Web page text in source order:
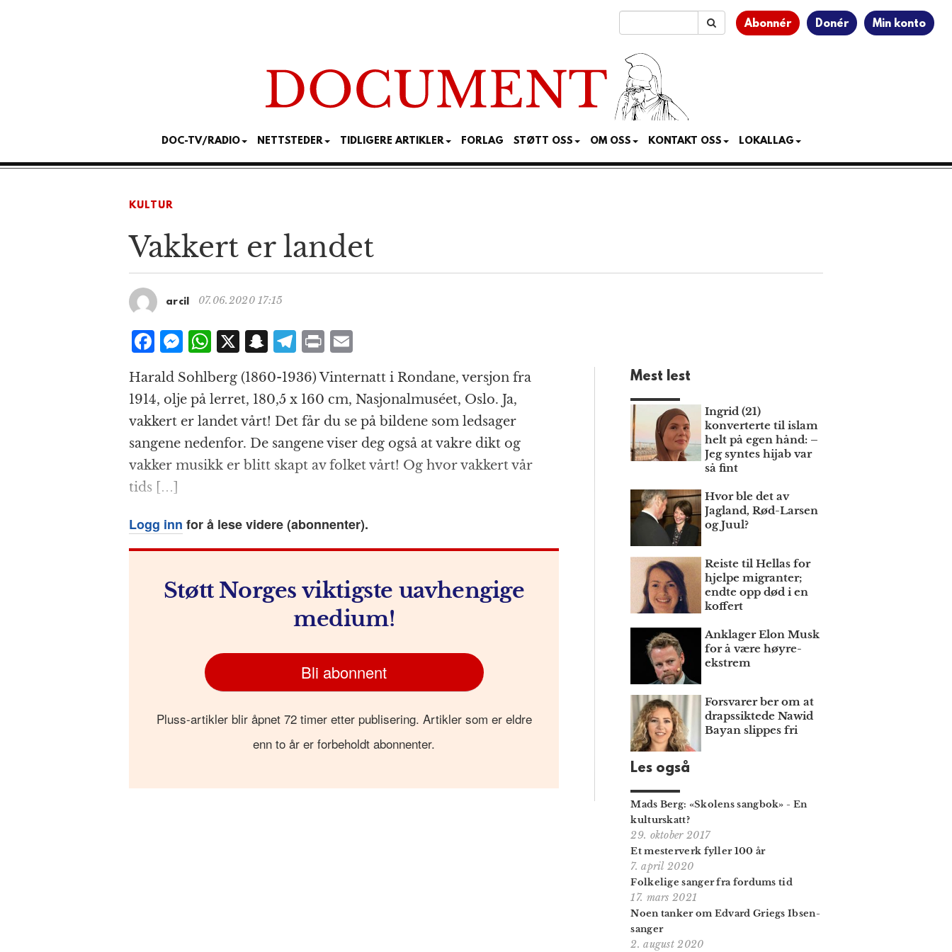
Abonnér Donér Min konto
DOC-TV/RADIO NETTSTEDER TIDLIGERE ARTIKLER FORLAG STØTT OSS OM OSS KONTAKT OSS LOKALLAG
KULTUR
Vakkert er landet
arcil 07.06.2020 17:15
F
a
c
e
b
o
o
k
M
e
ss
e
n
g
e
W
at
s
A
p
p
X S
n
a
p
c
h
at
T
el
e
g
r
a
m
P
ri
n
t
ai
l
Harald Sohlberg (1860-1936) Vinternatt i Rondane, versjon fra
1914, olje på lerret, 180,5 x 160 cm, Nasjonalmuséet, Oslo. Ja,
vakkert er landet vårt! Det får du se på bildene som ledsager
sangene nedenfor. De sangene viser deg også at vakre dikt og
vakker musikk er blitt skapt av folket vårt! Og hvor vakkert vår
tids […]
Logg inn for å lese videre (abonnenter).
Støtt Norges viktigste uavhengige
medium!
Bli abonnent
Pluss-artikler blir åpnet 72 timer etter publisering. Artikler som er eldre
enn to år er forbeholdt abonnenter.
Mest lest
Ingrid (21)
konverterte til islam
helt på egen hånd: –
Jeg syntes hijab var
så fint
Hvor ble det av
Jagland, Rød-Larsen
og Juul?
Reiste til Hellas for
hjelpe migranter;
endte opp død i en
koffert
Anklager Elon Musk
for å være høyre­
ekstrem
Forsvarer ber om at
draps­siktede Nawid
Bayan slippes fri
Les også
Mads Berg: «Skolens sangbok» - En
kulturskatt?
29. oktober 2017
Et mesterverk fyller 100 år
7. april 2020
Folkelige sanger fra fordums tid
17. mars 2021
Noen tanker om Edvard Griegs Ibsen-
sanger
2. august 2020